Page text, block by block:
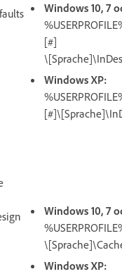
Windows 10, 7
[#]
Windows XP:
Windows 10, 7
Windows XP: